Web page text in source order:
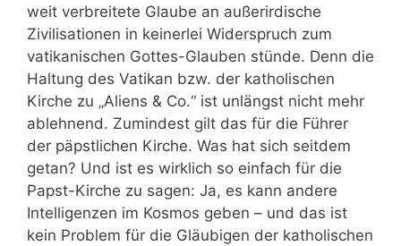
weit verbreitete Glaube an außerirdische
Zivilisationen in keinerlei Widerspruch zum
vatikanischen Gottes-Glauben stünde. Denn die
Haltung des Vatikan bzw. der katholischen
Kirche zu „Aliens & Co.“ ist unlängst nicht mehr
ablehnend. Zumindest gilt das für die Führer
der päpstlichen Kirche. Was hat sich seitdem
getan? Und ist es wirklich so einfach für die
Papst-Kirche zu sagen: Ja, es kann andere
Intelligenzen im Kosmos geben – und das ist
kein Problem für die Gläubigen der katholischen